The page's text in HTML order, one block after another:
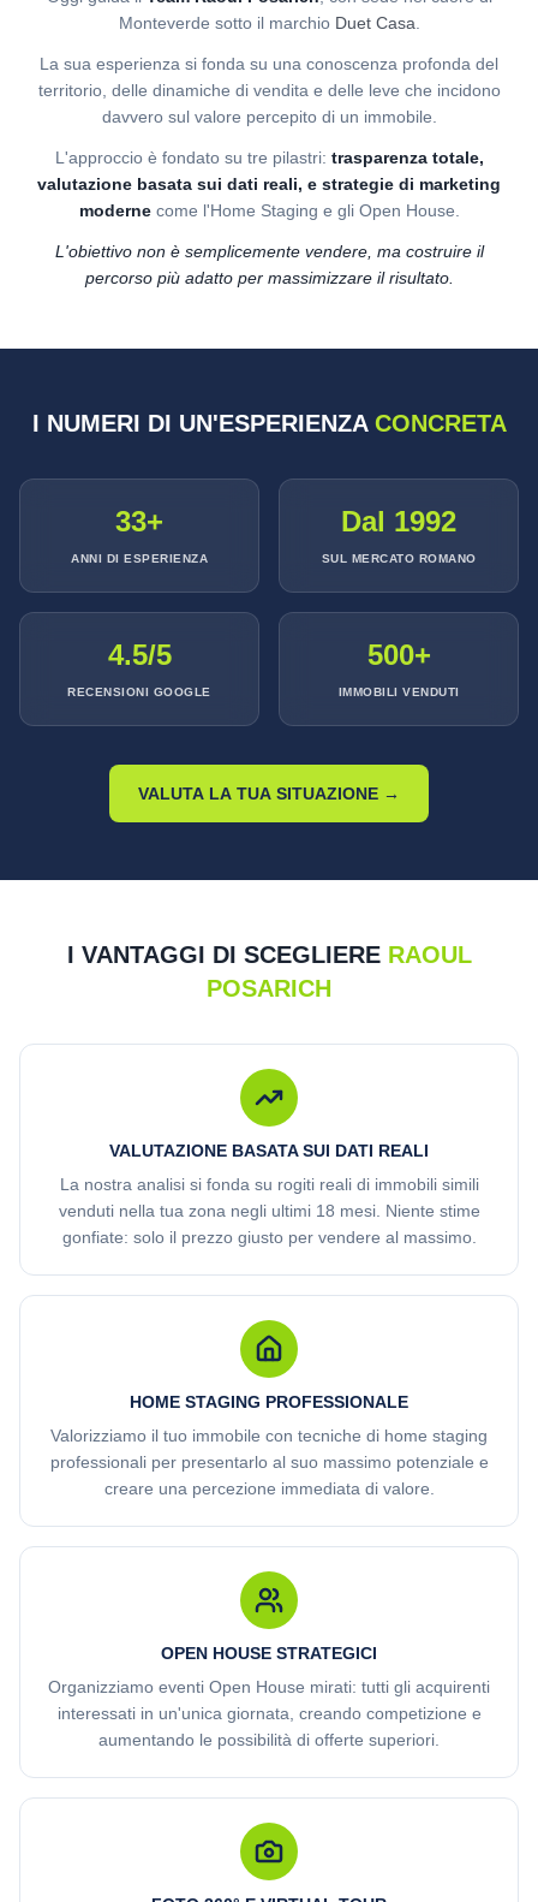
Monteverde sotto il marchio Duet Casa
La sua esperienza si fonda su una conoscenza profonda del
territorio, delle dinamiche di vendita e delle leve che incidono
davvero sul valore percepito di un immobile.
L'approccio è fondato su tre pilastri: trasparenza totale,
valutazione basata sui dati reali, e strategie di marketing
moderne come l'Home Staging e gli Open House.
L'obiettivo non è semplicemente vendere, ma costruire il
percorso più adatto per massimizzare il risultato.
I NUMERI DI UN'ESPERIENZA CONCRETA
33+
ANNI DI ESPERIENZA
Dal 1992
SUL MERCATO ROMANO
4.5/5
RECENSIONI GOOGLE
500+
IMMOBILI VENDUTI
VALUTA LA TUA SITUAZIONE →
I VANTAGGI DI SCEGLIERE RAOUL
POSARICH
VALUTAZIONE BASATA SUI DATI REALI
La nostra analisi si fonda su rogiti reali di immobili simili
venduti nella tua zona negli ultimi 18 mesi. Niente stime
gonfiate: solo il prezzo giusto per vendere al massimo.
HOME STAGING PROFESSIONALE
Valorizziamo il tuo immobile con tecniche di home staging
professionali per presentarlo al suo massimo potenziale e
creare una percezione immediata di valore.
OPEN HOUSE STRATEGICI
Organizziamo eventi Open House mirati: tutti gli acquirenti
interessati in un'unica giornata, creando competizione e
aumentando le possibilità di offerte superiori.